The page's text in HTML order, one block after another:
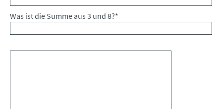
Was ist die Summe aus 3 und 8?*